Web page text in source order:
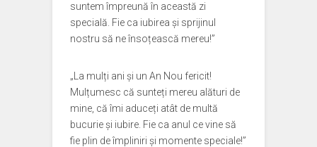
suntem împreună în această zi
specială. Fie ca iubirea și sprijinul
nostru să ne însoțească mereu!”
„La mulți ani și un An Nou fericit!
Mulțumesc că sunteți mereu alături de
mine, că îmi aduceți atât de multă
bucurie și iubire. Fie ca anul ce vine să
fie plin de împliniri și momente speciale!”